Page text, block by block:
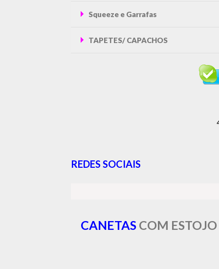
Squeeze e Garrafas
TAPETES/ CAPACHOS
REDES SOCIAIS
CANETAS COM ESTOJO